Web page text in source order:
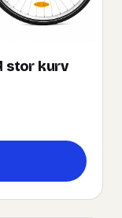
stor kurv